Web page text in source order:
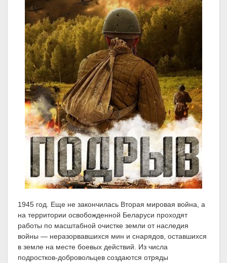
1945 год. Еще не закончилась Вторая мировая война, а
на территории освобожденной Беларуси проходят
работы по масштабной очистке земли от наследия
войны — неразорвавшихся мин и снарядов, оставшихся
в земле на месте боевых действий. Из числа
подростков-добровольцев создаются отряды